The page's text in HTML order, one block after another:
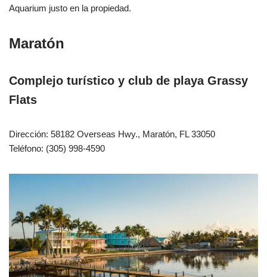
Aquarium justo en la propiedad.
Maratón
Complejo turístico y club de playa Grassy
Flats
Dirección: 58182 Overseas Hwy., Maratón, FL 33050
Teléfono: (305) 998-4590